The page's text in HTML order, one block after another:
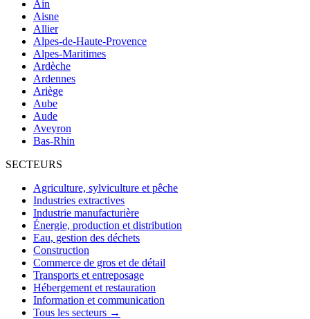
Ain
Aisne
Allier
Alpes-de-Haute-Provence
Alpes-Maritimes
Ardèche
Ardennes
Ariège
Aube
Aude
Aveyron
Bas-Rhin
SECTEURS
Agriculture, sylviculture et pêche
Industries extractives
Industrie manufacturière
Énergie, production et distribution
Eau, gestion des déchets
Construction
Commerce de gros et de détail
Transports et entreposage
Hébergement et restauration
Information et communication
Tous les secteurs →